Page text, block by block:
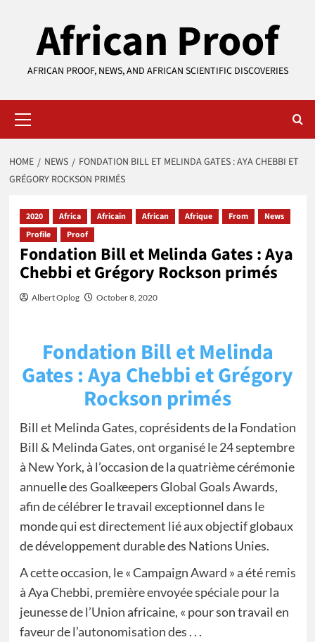
African Proof
AFRICAN PROOF, NEWS, AND AFRICAN SCIENTIFIC DISCOVERIES
Menu
HOME NEWS
FONDATION BILL ET MELINDA GATES : AYA CHEBBI ET
GRÉGORY ROCKSON PRIMÉS
2020 Africa Africain African Afrique From
News
Profile
Proof
Fondation Bill et Melinda Gates : Aya
Chebbi et Grégory Rockson primés
Albert Oplog October 8, 2020
Fondation Bill et Melinda
Gates : Aya Chebbi et Grégory
Rockson primés
Bill et Melinda Gates, coprésidents de la Fondation
Bill & Melinda Gates, ont organisé le 24 septembre
à New York, à l’occasion de la quatrième cérémonie
annuelle des Goalkeepers Global Goals Awards,
afin de célébrer le travail exceptionnel dans le
monde qui est directement lié aux objectif globaux
de développement durable des Nations Unies.
A cette occasion, le « Campaign Award » a été remis
à Aya Chebbi, première envoyée spéciale pour la
jeunesse de l’Union africaine, « pour son travail en
faveur de l’autonomisation des . . .